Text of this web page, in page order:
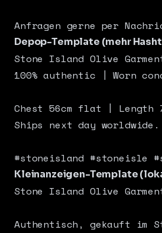
Depop-Template (mehr
Stone Island Olive
100% authentic | Worn
Chest 56cm flat | Length
Ships next day worldwide.
Kleinanzeigen-Template
Stone Island Olive
Authentisch, gekauft im